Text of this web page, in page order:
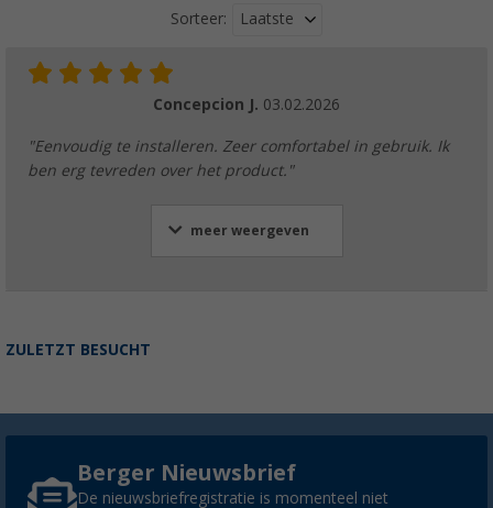
Sorteer: Laatste
Concepcion J. 03.02.2026
"Eenvoudig te installeren. Zeer comfortabel in gebruik. Ik
ben erg tevreden over het product."
meer weergeven
ZULETZT BESUCHT
Berger Nieuwsbrief
De nieuwsbriefregistratie is momenteel niet